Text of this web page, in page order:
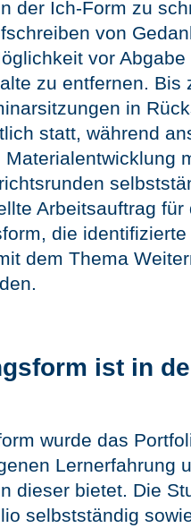
der Ich-Form zu
von
vor
zu entfernen.
in
statt, während
Arbeitsauftrag
die
dem Thema
ist in
wurde das
Lernerfahrung
dieser bietet. Die
selbstständig